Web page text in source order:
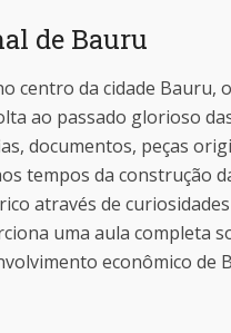
de Bauru
centro da cidade Bauru,
ao passado glorioso
documentos, peças
tempos da construção
através de
uma aula completa
econômico de